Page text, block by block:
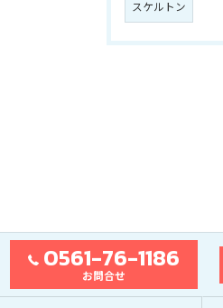
スケルトン
0561-76-1186
お問合せ